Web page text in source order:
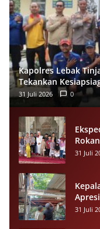
Kapolres Lebak
Tekankan
Hutan
31 Juli 2026 0
untuk
31 Juli
31 Juli